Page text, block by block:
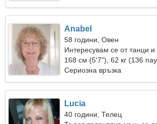
Anabel
58 години, Овен
Интересувам се от танци и
168 см (5'7"), 62 кг (136
Сериозна връзка
Lucia
40 години, Телец